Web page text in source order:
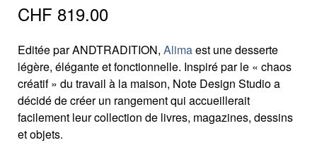
CHF 819.00
Editée par ANDTRADITION, Alimaest une desserte
légère, élégante et fonctionnelle. Inspiré par le « chaos
créatif » du travail à la maison, Note Design Studio a
décidé de créer un rangement qui accueillerait
facilement leur collection de livres, magazines, dessins
et objets.